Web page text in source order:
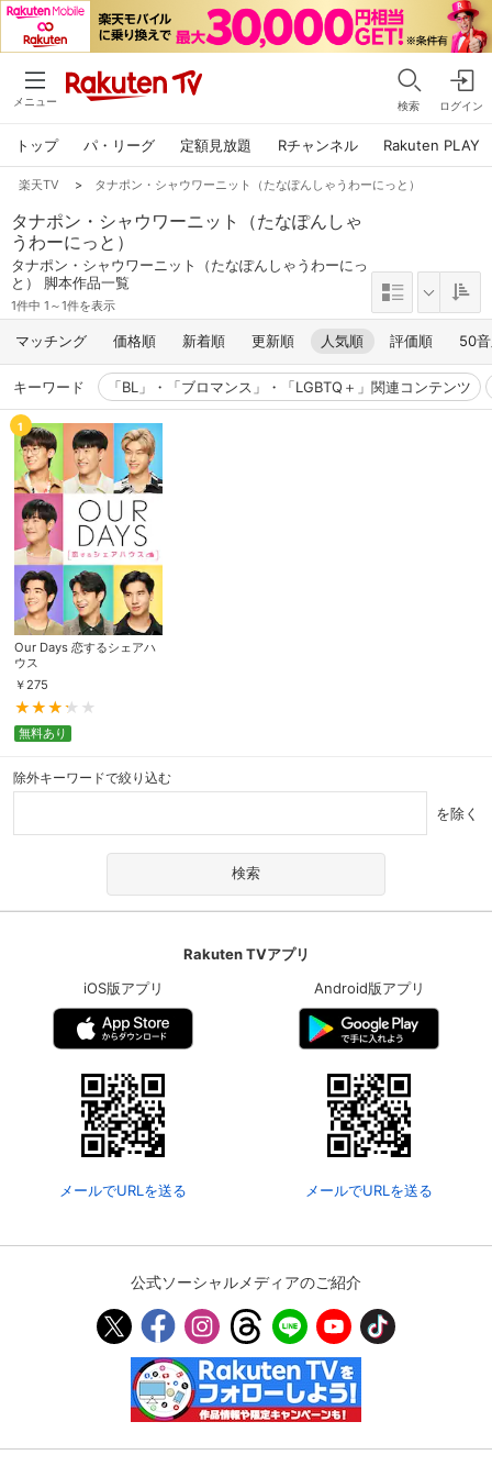
メニュー 検索 ログイン
トップ パ・リーグ 定額見放題 Rチャンネル Rakuten PLAY
楽天TV > タナポン・シャウワーニット（たなぽんしゃうわーにっと）
タナポン・シャウワーニット（たなぽんしゃ
うわーにっと）
タナポン・シャウワーニット（たなぽんしゃうわーにっ
と） 脚本作品一覧
1件中 1～1件を表示
マッチング 価格順 新着順 更新順 人気順 評価順 50
キーワード 「BL」・「ブロマンス」・「LGBTQ＋」関連コンテンツ
1
Our Days 恋するシェアハ
ウス
￥ 275
無料あり
除外キーワードで絞り込む
を除く
Rakuten TVアプリ
iOS版アプリ
メールでURLを送る
Android版アプリ
メールでURLを送る
公式ソーシャルメディアのご紹介